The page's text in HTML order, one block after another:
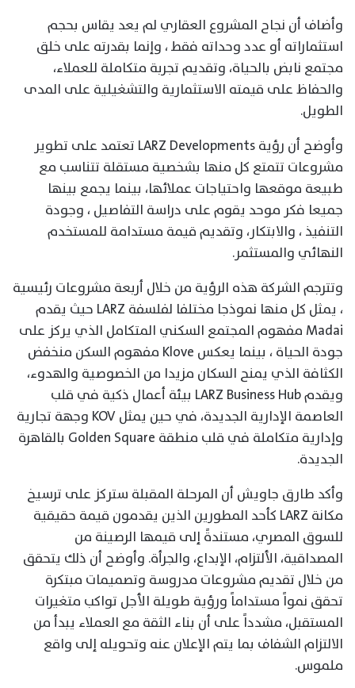
وأضاف أن نجاح المشروع العقاري لم يعد يقاس بحجم
استثماراته أو عدد وحداته فقط ، وإنما بقدرته على خلق
مجتمع نابض بالحياة، وتقديم تجربة متكاملة للعملاء،
والحفاظ على قيمته الاستثمارية والتشغيلية على المدى
الطويل.
وأوضح أن رؤية LARZ Developments تعتمد على تطوير
مشروعات تتمتع كل منها بشخصية مستقلة تتناسب مع
طبيعة موقعها واحتياجات عملائها، بينما يجمع بينها
جميعا فكر موحد يقوم على دراسة التفاصيل ، وجودة
التنفيذ ، والابتكار، وتقديم قيمة مستدامة للمستخدم
النهائي والمستثمر.
وتترجم الشركة هذه الرؤية من خلال أربعة مشروعات رئيسية
، يمثل كل منها نموذجا مختلفا لفلسفة LARZ حيث يقدم
Madai مفهوم المجتمع السكني المتكامل الذي يركز على
جودة الحياة ، بينما يعكس Klove مفهوم السكن منخفض
الكثافة الذي يمنح السكان مزيدا من الخصوصية والهدوء،
ويقدم LARZ Business Hub بيئة أعمال ذكية في قلب
العاصمة الإدارية الجديدة، في حين يمثل KOV وجهة تجارية
وإدارية متكاملة في قلب منطقة Golden Square بالقاهرة
الجديدة.
وأكد طارق جاويش أن المرحلة المقبلة ستركز على ترسيخ
مكانة LARZ كأحد المطورين الذين يقدمون قيمة حقيقية
للسوق المصري، مستندةً إلى قيمها الرصينة من
المصداقية، الألتزام، الإبداع، والجرأة. وأوضح أن ذلك يتحقق
من خلال تقديم مشروعات مدروسة وتصميمات مبتكرة
تحقق نمواً مستداماً ورؤية طويلة الأجل تواكب متغيرات
المستقبل، مشدداً على أن بناء الثقة مع العملاء يبدأ من
الالتزام الشفاف بما يتم الإعلان عنه وتحويله إلى واقع
ملموس.